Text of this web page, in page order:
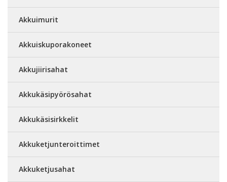
Akkuimurit
Akkuiskuporakoneet
Akkujiirisahat
Akkukäsipyörösahat
Akkukäsisirkkelit
Akkuketjunteroittimet
Akkuketjusahat